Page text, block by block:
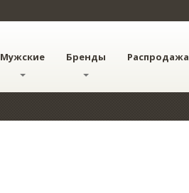
Мужские Бренды Распродажа